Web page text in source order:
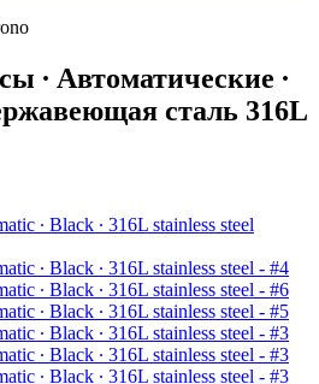
∙ Автоматические ∙
сталь 316L